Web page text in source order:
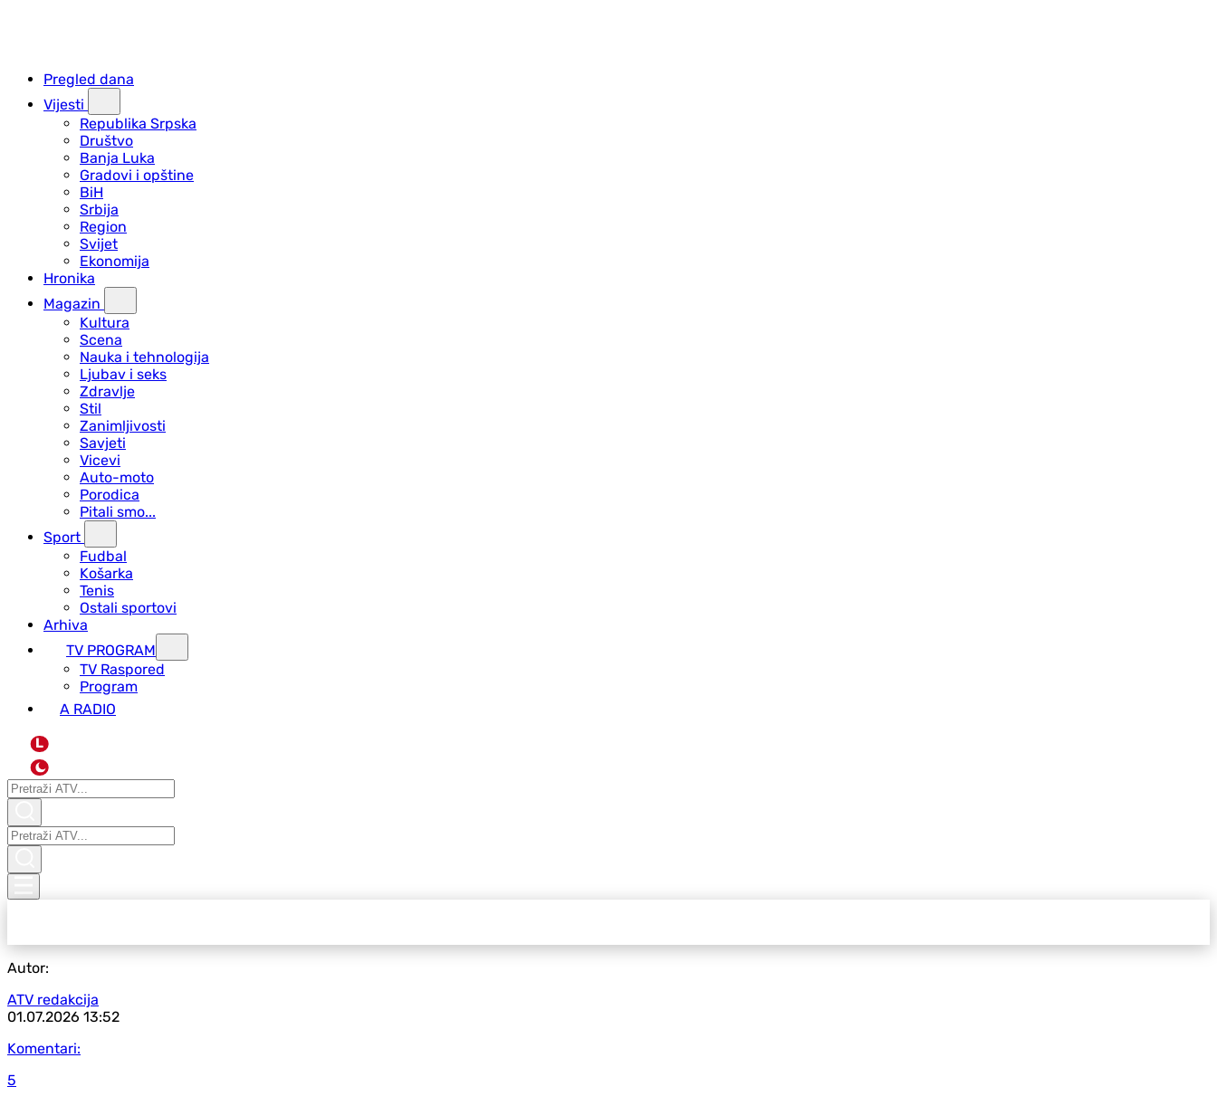
Pregled dana
Vijesti
Republika Srpska
Društvo
Banja Luka
Gradovi i opštine
BiH
Srbija
Region
Svijet
Ekonomija
Hronika
Magazin
Kultura
Scena
Nauka i tehnologija
Ljubav i seks
Zdravlje
Stil
Zanimljivosti
Savjeti
Vicevi
Auto-moto
Porodica
Pitali smo...
Sport
Fudbal
Košarka
Tenis
Ostali sportovi
Arhiva
TV PROGRAM
ТV Raspored
Program
A RADIO
L
Autor:
ATV redakcija
01.07.2026 13:52
Komentari:
5